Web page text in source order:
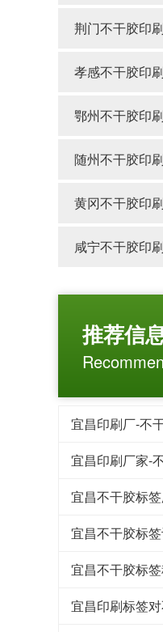
荆门不干胶印刷
孝感不干胶印刷
鄂州不干胶印刷
随州不干胶印刷
黄冈不干胶印刷
咸宁不干胶印刷
推荐信
宜昌不干胶标
宜昌不干胶标